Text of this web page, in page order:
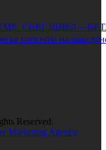
СНЕГ ШИБА –
прогноза на
Reserved.
Marketing Agency